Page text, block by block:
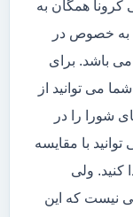
کرونا همگان به
به خصوص در
باشد. برای
می توانید از
شورا را در
با مقایسه
کنید. ولی
نیست که این